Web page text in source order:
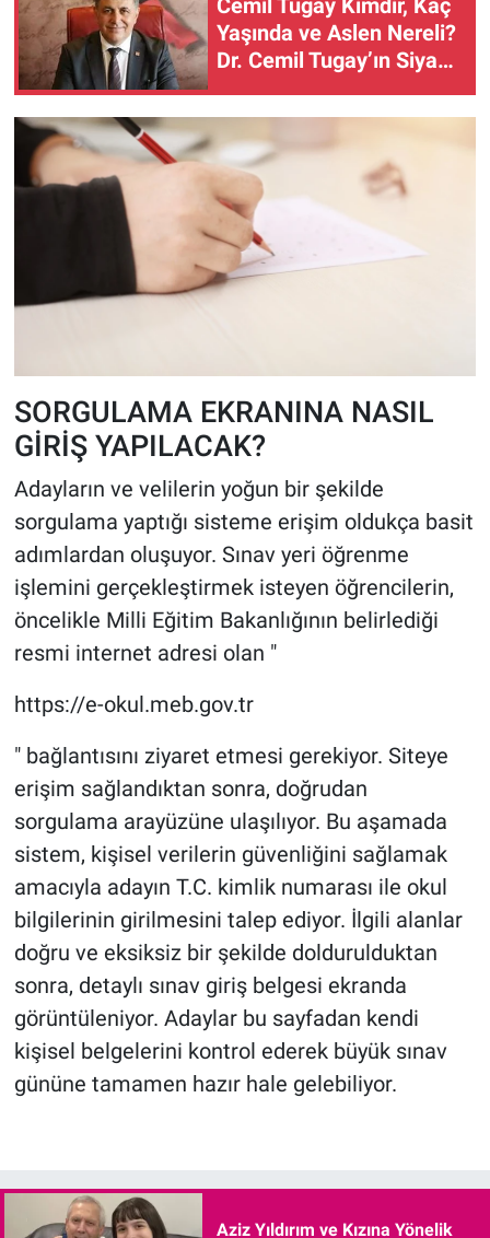
Cemil Tugay Kimdir, Kaç
Yaşında ve Aslen Nereli?
Dr. Cemil Tugay’ın Siyasi
SORGULAMA EKRANINA NASIL
GİRİŞ YAPILACAK?
Adayların ve velilerin yoğun bir şekilde
sorgulama yaptığı sisteme erişim oldukça basit
adımlardan oluşuyor. Sınav yeri öğrenme
işlemini gerçekleştirmek isteyen öğrencilerin,
öncelikle Milli Eğitim Bakanlığının belirlediği
resmi internet adresi olan "
https://e-okul.meb.gov.tr
" bağlantısını ziyaret etmesi gerekiyor. Siteye
erişim sağlandıktan sonra, doğrudan
sorgulama arayüzüne ulaşılıyor. Bu aşamada
sistem, kişisel verilerin güvenliğini sağlamak
amacıyla adayın T.C. kimlik numarası ile okul
bilgilerinin girilmesini talep ediyor. İlgili alanlar
doğru ve eksiksiz bir şekilde doldurulduktan
sonra, detaylı sınav giriş belgesi ekranda
görüntüleniyor. Adaylar bu sayfadan kendi
kişisel belgelerini kontrol ederek büyük sınav
gününe tamamen hazır hale gelebiliyor.
Aziz Yıldırım ve Kızına Yönelik